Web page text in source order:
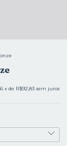
6 x de R$92,83 sem juros